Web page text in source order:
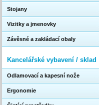
Stojany
Vizitky a jmenovky
Závěsné a zakládací obaly
Kancelářské vybavení / sklad
Odlamovací a kapesní nože
Ergonomie